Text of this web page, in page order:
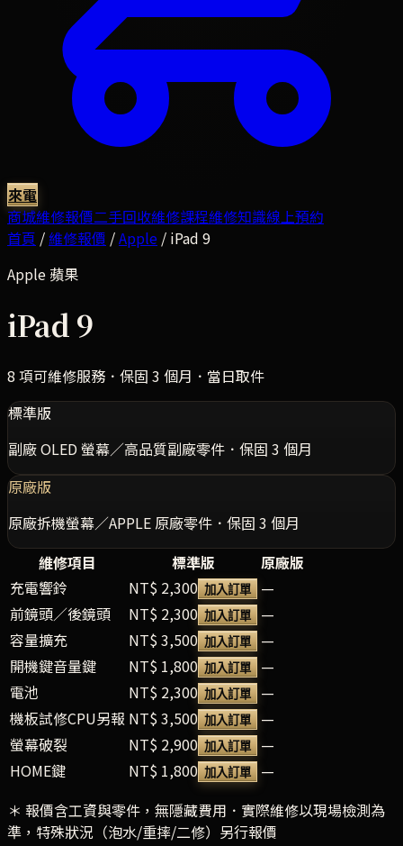
來電
商城維修報價二手回收維修課程維修知識線上預約
首頁 /維修報價 /Apple / iPad 9
Apple 蘋果
iPad 9
8 項可維修服務．保固 3 個月．當日取件
標準版
副廠 OLED 螢幕／高品質副廠零件．保固 3 個月
原廠版
原廠拆機螢幕／APPLE 原廠零件．保固 3 個月
維修項目
標準版
原廠版
充電響鈴
NT$ 2,300 加入訂單
—
前鏡頭／後鏡頭
NT$ 2,300 加入訂單
—
容量擴充
NT$ 3,500 加入訂單
—
開機鍵音量鍵
NT$ 1,800 加入訂單
—
電池
NT$ 2,300 加入訂單
—
機板試修CPU另報 NT$ 3,500 加入訂單
—
螢幕破裂
NT$ 2,900 加入訂單
—
HOME鍵
NT$ 1,800 加入訂單
—
＊ 報價含工資與零件，無隱藏費用．實際維修以現場檢測為
準，特殊狀況（泡水/重摔/二修）另行報價